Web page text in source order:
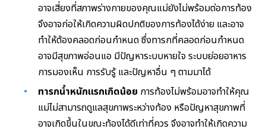
อาจเสี่ยงที่สภาพร่างกายของคุณแม่ยังไม่พร้อมต่อการท้อง
จึงอาจก่อให้เกิดความผิดปกติของการท้องได้ง่าย และอาจ
ทำให้ต้องคลอดก่อนกำหนด ซึ่งทารกที่คลอดก่อนกำหนด
อาจมีสุขภาพอ่อนแอ มีปัญหาระบบหายใจ ระบบย่อยอาหาร
การมองเห็น การรับรู้ และปัญหาอื่น ๆ ตามมาได้
ทารกน้ำหนักแรกเกิดน้อย การท้องไม่พร้อมอาจทำให้คุณ
แม่ไม่สามารถดูแลสุขภาพระหว่างท้อง หรือปัญหาสุขภาพที่
อาจเกิดขึ้นในขณะท้องได้ดีเท่าที่ควร จึงอาจทำให้เกิดความ